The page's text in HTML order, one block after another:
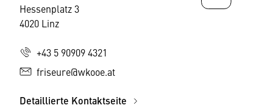
Hessenplatz 3
4020 Linz
+43 5 90909 4321
friseure@wkooe.at
Detaillierte Kontaktseite